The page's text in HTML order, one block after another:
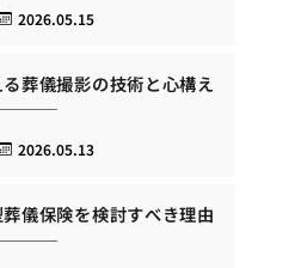
2026.05.15
葬儀撮影の技術と心構え
2026.05.13
儀保険を検討すべき理由